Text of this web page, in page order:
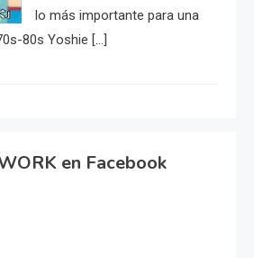
lo más importante para una
80s Yoshie […]
en Facebook